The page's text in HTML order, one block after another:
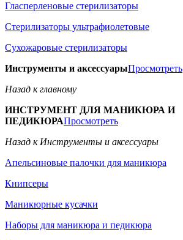
Гласперленовые стерилизаторы
Стерилизаторы ультрафиолетовые
Сухожаровые стерилизаторы
Инструменты и аксессуарыПросмотреть
Назад к главному
ИНСТРУМЕНТ ДЛЯ МАНИКЮРА И
ПЕДИКЮРАПросмотреть
Назад к Инструменты и аксессуары
Апельсиновые палочки для маникюра
Книпсеры
Маникюрные кусачки
Наборы для маникюра и педикюра